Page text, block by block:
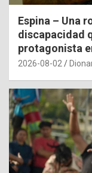
Espina – Una
discapacidad
protagonista
2026-08-02